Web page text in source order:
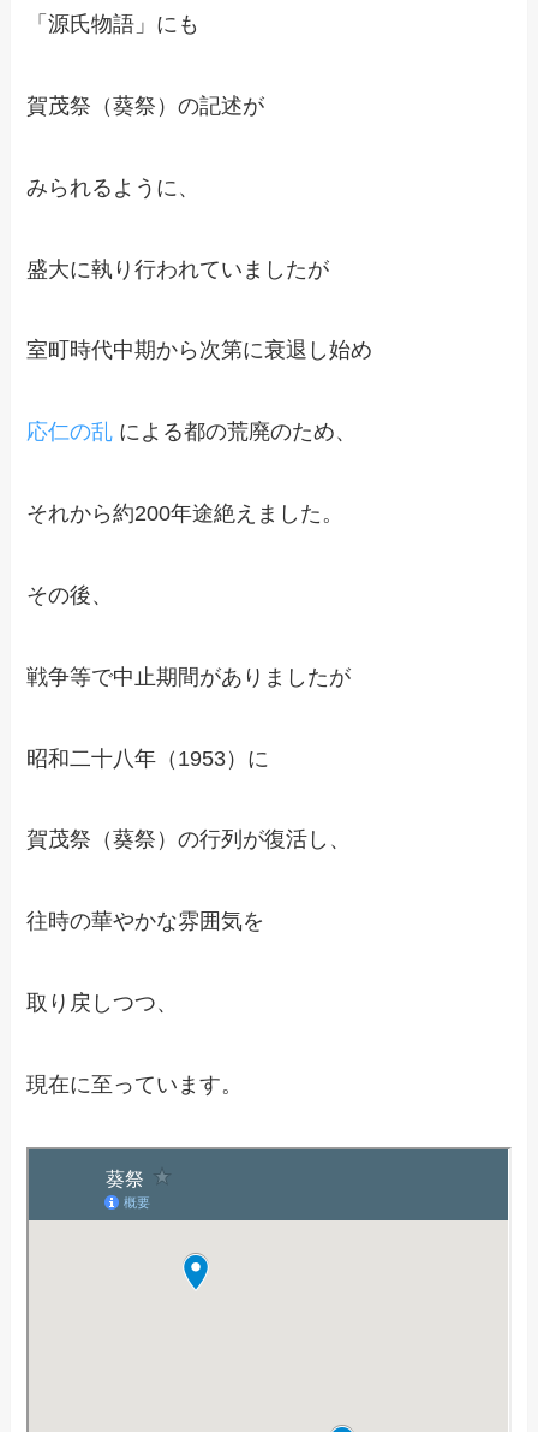
「源氏物語」にも
賀茂祭（葵祭）の記述が
みられるように、
盛大に執り行われていましたが
室町時代中期から次第に衰退し始め
応仁の乱 による都の荒廃のため、
それから約200年途絶えました。
その後、
戦争等で中止期間がありましたが
昭和二十八年（1953）に
賀茂祭（葵祭）の行列が復活し、
往時の華やかな雰囲気を
取り戻しつつ、
現在に至っています。